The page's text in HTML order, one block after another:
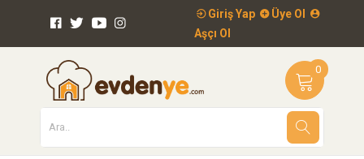
Giriş Yap
Üye Ol
Aşçı Ol
0